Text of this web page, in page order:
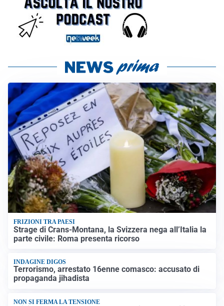
FRIZIONI TRA PAESI
Strage di Crans-Montana, la Svizzera nega all’Italia la
parte civile: Roma presenta ricorso
INDAGINE DIGOS
Terrorismo, arrestato 16enne comasco: accusato di
propaganda jihadista
NON SI FERMA LA TENSIONE